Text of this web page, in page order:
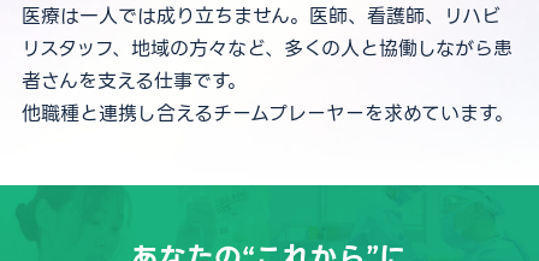
医療は一人では成り立ちません。医師、看護師、リハビ
リスタッフ、地域の方々など、多くの人と協働しながら患
者さんを支える仕事です。
他職種と連携し合えるチームプレーヤーを求めています。